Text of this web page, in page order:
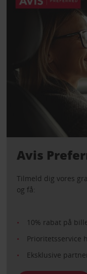
Avis
Tilmeld dig vores
og få:
10% rabat på
Prioritetsservice
Eksklusive